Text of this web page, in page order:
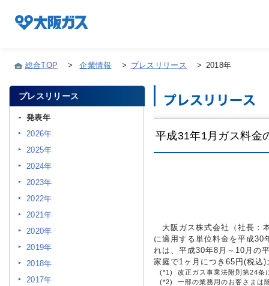
企業情報TOP
企業/グループについて
社会貢献
サステナビリティ
総合TOP > 企業情報 > プレスリリース > 2018年
平成31年1月ガス料金
大阪ガス株式会社（社長：
に適用する単位料金を平成30
れは、平成30年8月～10月の
家庭で1ヶ月につき65円(税込
(*1)
改正ガス事業法附則第24条
(*2)
一部の業務用のお客さまは
プレスリリース
発表年
2026年
2025年
2024年
2023年
2022年
2021年
2020年
2019年
2018年
2017年